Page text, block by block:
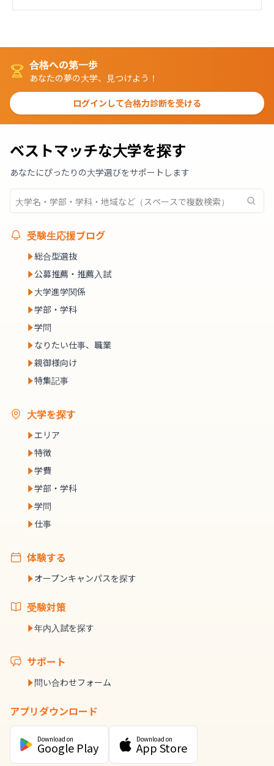
合格への第一歩
あなたの夢の大学、見つけよう！
ログインして合格力診断を受ける
ベストマッチな大学を探す
あなたにぴったりの大学選びをサポートします
受験生応援ブログ
総合型選抜
公募推薦・推薦入試
大学進学関係
学部・学科
学問
なりたい仕事、職業
親御様向け
特集記事
大学を探す
エリア
特徴
学費
学部・学科
学問
仕事
体験する
オープンキャンパスを探す
受験対策
年内入試を探す
サポート
問い合わせフォーム
アプリダウンロード
Download on
Google Play
Download on
App Store